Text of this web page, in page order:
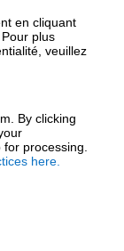
en cliquant
plus
veuillez
By clicking
for processing.
here.